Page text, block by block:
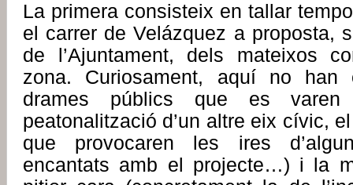
La primera consisteix en tallar
el carrer de Velázquez a proposta,
de l’Ajuntament, dels mateixos
zona. Curiosament, aquí no han
drames públics que es
peatonalització d’un altre eix cívic,
que provocaren les ires
encantats amb el projecte…) i la